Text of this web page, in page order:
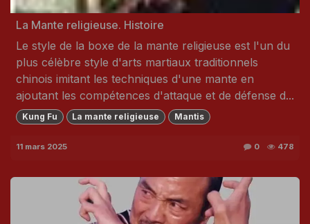
La Mante religieuse. Histoire
Le style de la boxe de la mante religieuse est l'un du
plus célèbre style d'arts martiaux traditionnels
chinois imitant les techniques d'une mante en
ajoutant les compétences d'attaque et de défense d...
Kung Fu La mante religieuse Mantis
11 mars 2025 0 478